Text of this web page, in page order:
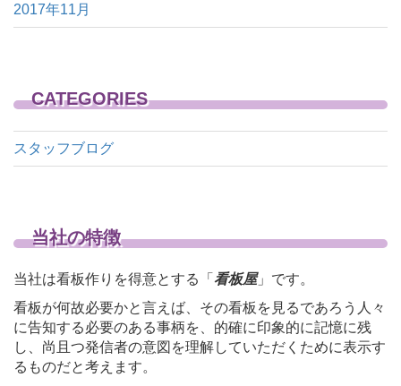
2017年11月
CATEGORIES
スタッフブログ
当社の特徴
当社は看板作りを得意とする「 看板屋」です。
看板が何故必要かと言えば、その看板を見るであろう人々
に告知する必要のある事柄を、的確に印象的に記憶に残
し、尚且つ発信者の意図を理解していただくために表示す
るものだと考えます。